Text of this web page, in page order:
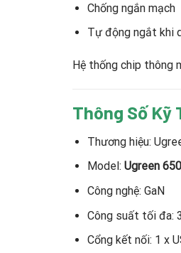
Chống ngắn mạch
Tự động ngắt khi
Hệ thống chip thông
Thông Số Kỹ
Thương hiệu:
Model: Ugreen
Công nghệ: GaN
Công suất tối đa:
Cổng kết nối: 1 x